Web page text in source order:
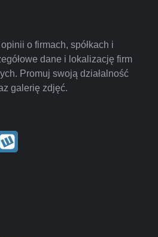
o firmach, spółkach i
dane i lokalizację firm
Promuj swoją działalność
galerię zdjęć.